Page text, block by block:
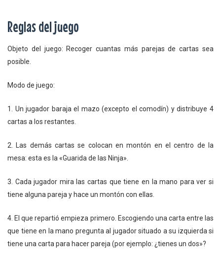
Reglas del juego
Objeto del juego: Recoger cuantas más parejas de cartas sea
posible.
Modo de juego:
1. Un jugador baraja el mazo (excepto el comodín) y distribuye 4
cartas a los restantes.
2. Las demás cartas se colocan en montón en el centro de la
mesa: esta es la «Guarida de las Ninja».
3. Cada jugador mira las cartas que tiene en la mano para ver si
tiene alguna pareja y hace un montón con ellas.
4. El que repartió empieza primero. Escogiendo una carta entre las
que tiene en la mano pregunta al jugador situado a su izquierda si
tiene una carta para hacer pareja (por ejemplo: ¿tienes un dos»?